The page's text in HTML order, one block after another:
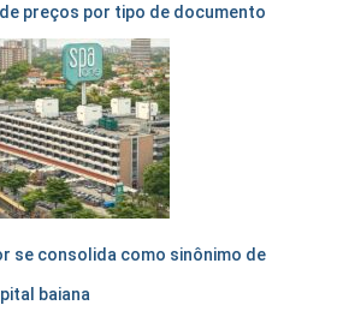
preços por tipo de documento
se consolida como sinônimo de
baiana